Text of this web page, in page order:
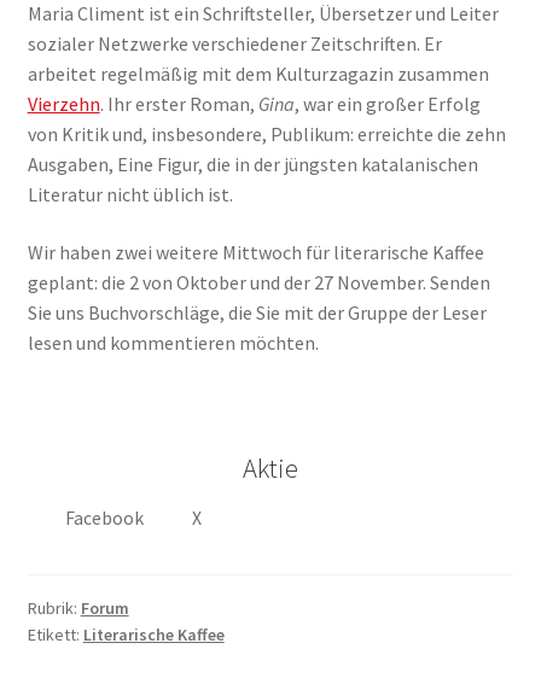
Maria Climent ist ein Schriftsteller, Übersetzer und Leiter
sozialer Netzwerke verschiedener Zeitschriften. Er
arbeitet regelmäßig mit dem Kulturzagazin zusammen
Vierzehn. Ihr erster Roman, Gina, war ein großer Erfolg
von Kritik und, insbesondere, Publikum: erreichte die zehn
Ausgaben, Eine Figur, die in der jüngsten katalanischen
Literatur nicht üblich ist.
Wir haben zwei weitere Mittwoch für literarische Kaffee
geplant: die 2 von Oktober und der 27 November. Senden
Sie uns Buchvorschläge, die Sie mit der Gruppe der Leser
lesen und kommentieren möchten.
Aktie
Facebook X
Rubrik: Forum
Etikett: Literarische Kaffee